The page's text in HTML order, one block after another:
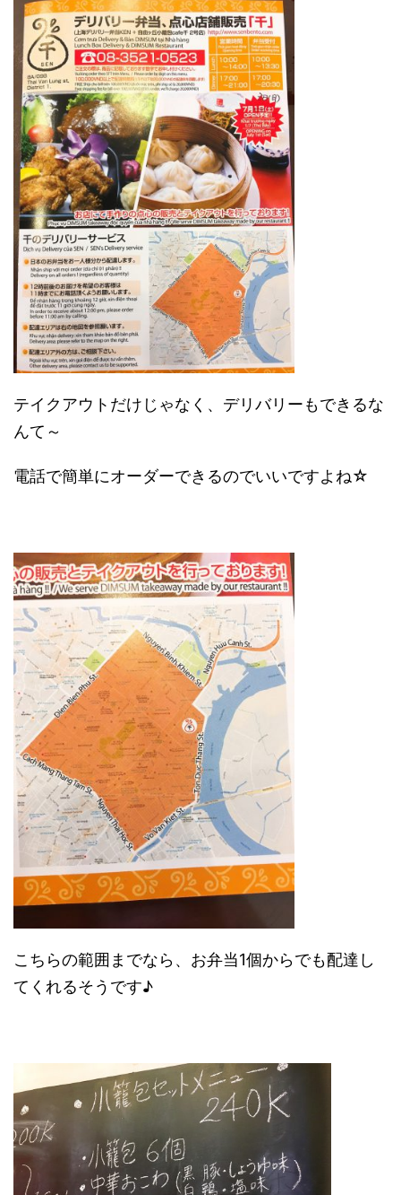
テイクアウトだけじゃなく、デリバリーもできるな
んて～
電話で簡単にオーダーできるのでいいですよね☆
こちらの範囲までなら、お弁当1個からでも配達し
てくれるそうです♪